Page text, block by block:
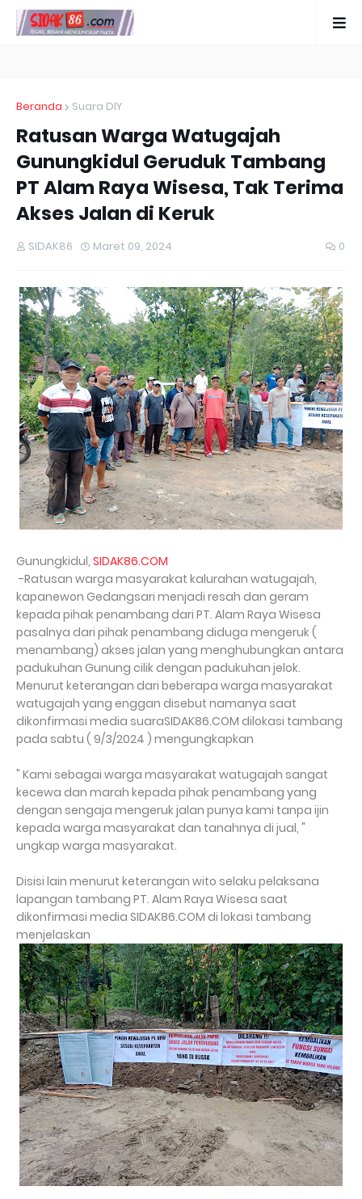
Beranda Suara DIY
Ratusan Warga Watugajah
Gunungkidul Geruduk Tambang
PT Alam Raya Wisesa, Tak Terima
Akses Jalan di Keruk
SIDAK86 Maret 09, 2024 0
Gunungkidul, SIDAK86.COM
-Ratusan warga masyarakat kalurahan watugajah,
kapanewon Gedangsari menjadi resah dan geram
kepada pihak penambang dari PT. Alam Raya Wisesa
pasalnya dari pihak penambang diduga mengeruk (
menambang) akses jalan yang menghubungkan antara
padukuhan Gunung cilik dengan padukuhan jelok.
Menurut keterangan dari beberapa warga masyarakat
watugajah yang enggan disebut namanya saat
dikonfirmasi media suaraSIDAK86.COM dilokasi tambang
pada sabtu ( 9/3/2024 ) mengungkapkan
" Kami sebagai warga masyarakat watugajah sangat
kecewa dan marah kepada pihak penambang yang
dengan sengaja mengeruk jalan punya kami tanpa ijin
kepada warga masyarakat dan tanahnya di jual, "
ungkap warga masyarakat.
Disisi lain menurut keterangan wito selaku pelaksana
lapangan tambang PT. Alam Raya Wisesa saat
dikonfirmasi media SIDAK86.COM di lokasi tambang
menjelaskan